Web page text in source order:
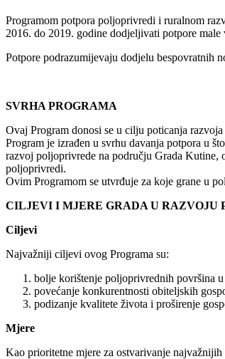
Programom potpora poljoprivredi i ruralnom
2016. do 2019. godine dodjeljivati potpore
Potpore podrazumijevaju dodjelu bespovratnih
SVRHA PROGRAMA
Ovaj Program donosi se u cilju poticanja
Program je izrađen u svrhu davanja potpora u
razvoj poljoprivrede na području Grada
poljoprivredi.
Ovim Programom se utvrđuje za koje grane u
CILJEVI I MJERE GRADA U RAZVOJU
Ciljevi
Najvažniji ciljevi ovog Programa su:
bolje korištenje poljoprivrednih površina
povećanje konkurentnosti obiteljskih
podizanje kvalitete života i proširenje
Mjere
Kao prioritetne mjere za ostvarivanje